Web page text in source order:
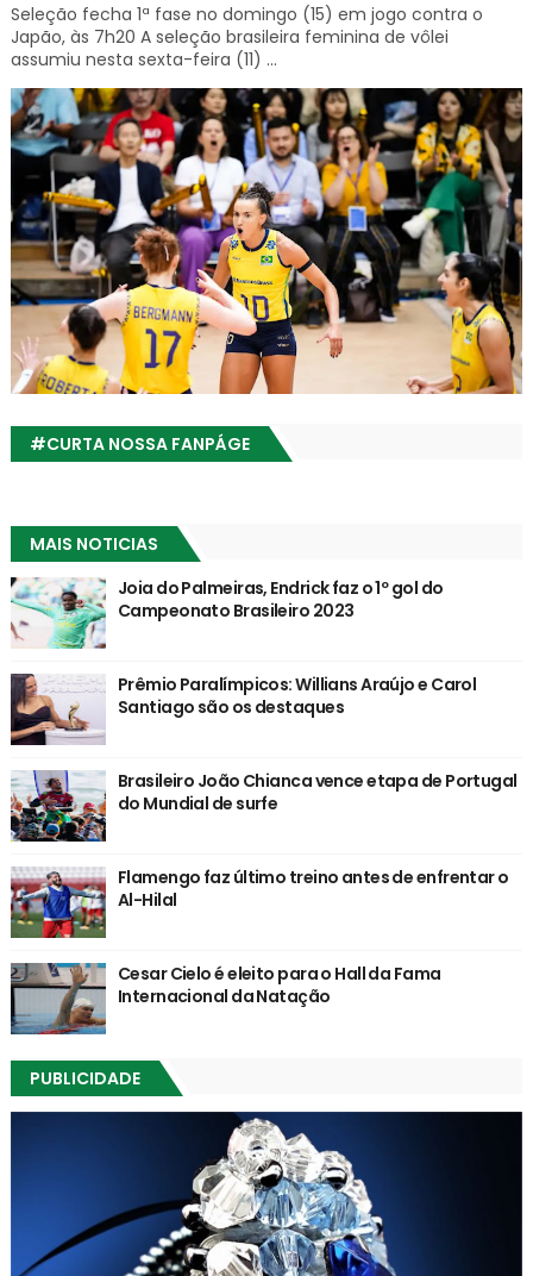
Seleção fecha 1ª fase no domingo (15) em jogo contra o
Japão, às 7h20 A seleção brasileira feminina de vôlei
assumiu nesta sexta-feira (11) ...
#CURTA NOSSA FANPÁGE
MAIS NOTICIAS
Joia do Palmeiras, Endrick faz o 1º gol do
Campeonato Brasileiro 2023
Prêmio Paralímpicos: Willians Araújo e Carol
Santiago são os destaques
Brasileiro João Chianca vence etapa de Portugal
do Mundial de surfe
Flamengo faz último treino antes de enfrentar o
Al-Hilal
Cesar Cielo é eleito para o Hall da Fama
Internacional da Natação
PUBLICIDADE